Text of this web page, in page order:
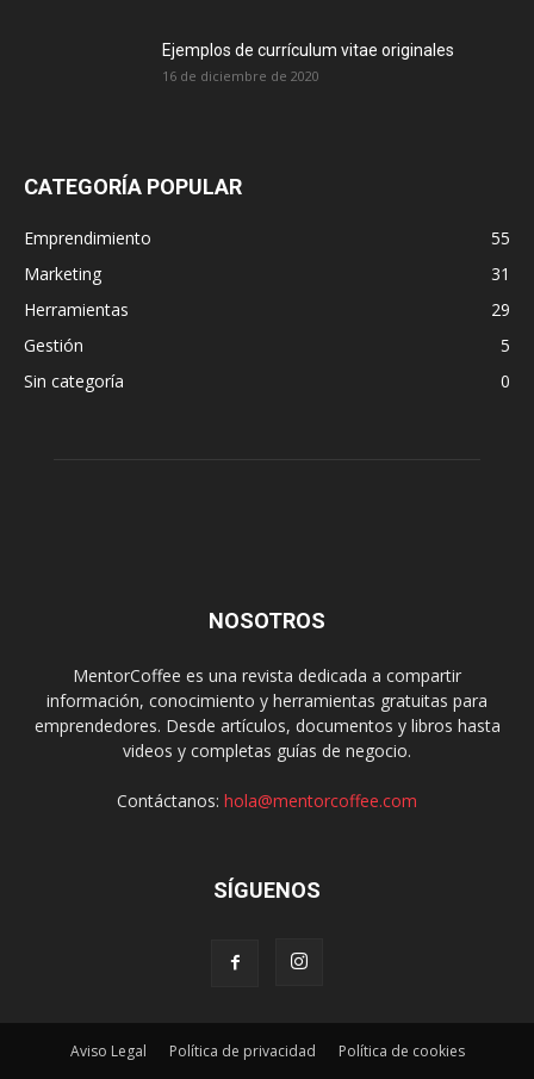
Ejemplos de currículum vitae originales
16 de diciembre de 2020
CATEGORÍA POPULAR
Emprendimiento
55
Marketing
31
Herramientas
29
Gestión
5
Sin categoría
0
NOSOTROS
MentorCoffee es una revista dedicada a compartir
información, conocimiento y herramientas gratuitas para
emprendedores. Desde artículos, documentos y libros hasta
videos y completas guías de negocio.
Contáctanos: hola@mentorcoffee.com
SÍGUENOS
Aviso Legal Política de privacidad Política de cookies